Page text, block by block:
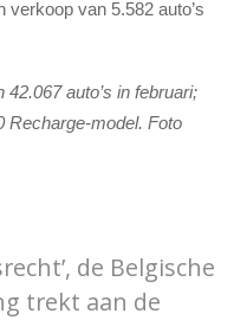
verkoop van 5.582 auto’s
auto’s in februari;
Recharge-model. Foto
de Belgische
trekt aan de